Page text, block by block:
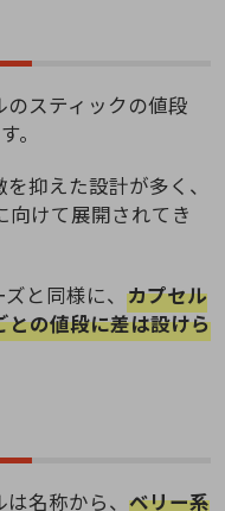
スティックの値段
。
抑えた設計が多く、
向けて展開されてき
と同様に、 カプセル
との値段に差は設けら
名称から、 ベリー系